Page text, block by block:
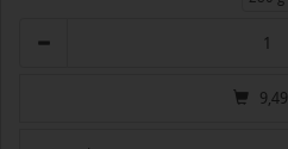
9,49